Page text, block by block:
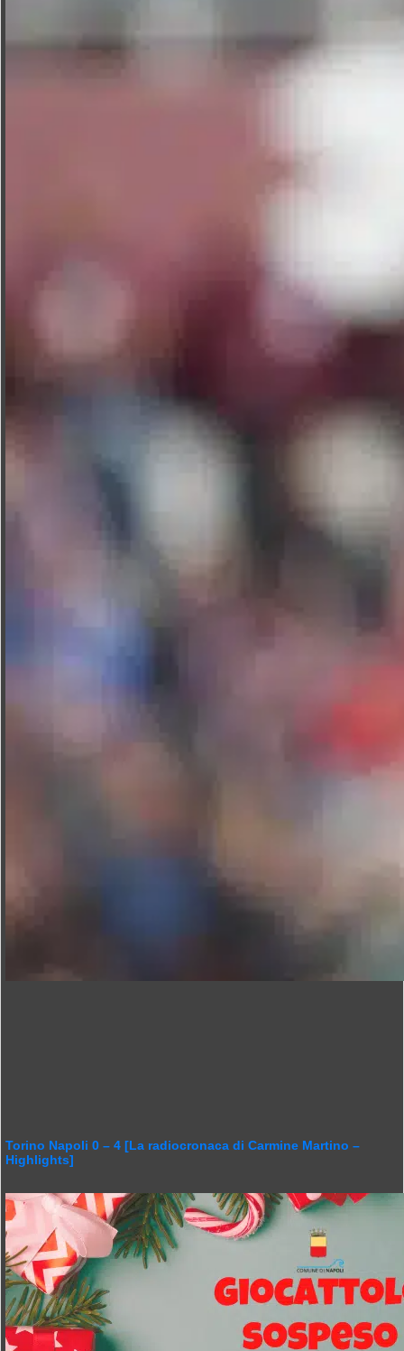
Torino Napoli 0 – 4 [La radiocronaca di Carmine Martino –
Highlights]